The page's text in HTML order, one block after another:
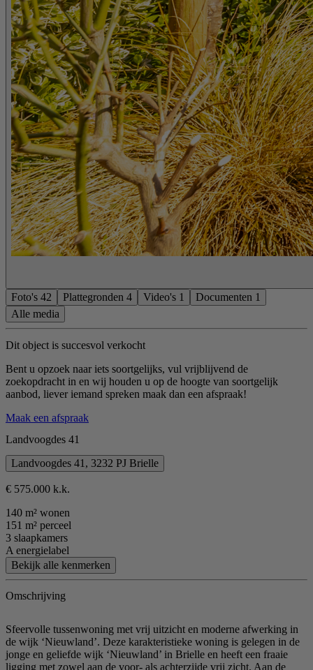
Foto's 42 Plattegronden 4 Video's 1 Documenten 1
Alle media
Dit object is succesvol verkocht
Bent u opzoek naar iets soortgelijks, vul vrijblijvend de
zoekopdracht in en wij houden u op de hoogte van soortgelijk
aanbod, liever iemand spreken maak dan een afspraak!
Maak een afspraak
Landvoogdes 41
Landvoogdes 41, 3232 PJ Brielle
€ 575.000 k.k.
140 m² wonen
151 m² perceel
3 slaapkamers
A energielabel
Bekijk alle kenmerken
Omschrijving
Sfeervolle tussenwoning met vrij uitzicht en moderne afwerking in
de wijk ‘Nieuwland’. Deze karakteristieke woning is gelegen in de
jonge en geliefde wijk ‘Nieuwland’ in Brielle en heeft een fraaie
ligging met zowel aan de voor- als achterzijde vrij zicht. Aan de